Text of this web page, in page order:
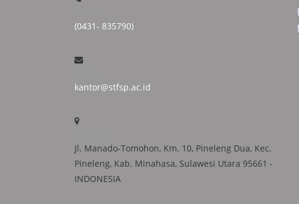
(0431- 835790)
kantor@stfsp.ac.id
Jl. Manado-Tomohon, Km. 10, Pineleng Dua, Kec.
Pineleng, Kab. Minahasa, Sulawesi Utara 95661 -
INDONESIA